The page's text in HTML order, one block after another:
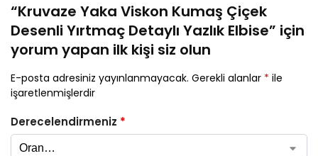
“Kruvaze Yaka Viskon Kumaş Çiçek
Desenli Yırtmaç Detaylı Yazlık Elbise” için
yorum yapan ilk kişi siz olun
E-posta adresiniz yayınlanmayacak. Gerekli alanlar * ile
işaretlenmişlerdir
Derecelendirmeniz *